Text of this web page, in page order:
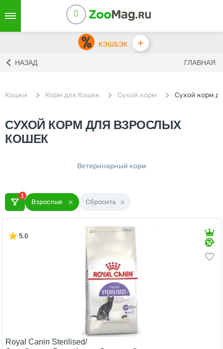
КЭШБЭК +
НАЗАД ГЛАВНАЯ
Кошки Корм для Кошек Сухой корм Сухой корм
СУХОЙ КОРМ ДЛЯ ВЗРОСЛЫХ
КОШЕК
Ветеринарный корм
1
Взрослые Сбросить
5.0
Royal Canin Sterilised/